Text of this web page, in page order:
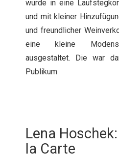
wurde in eine
und mit kleiner
und freundlicher
eine kleine
ausgestaltet. Die war
Publikum
Lena
la Carte